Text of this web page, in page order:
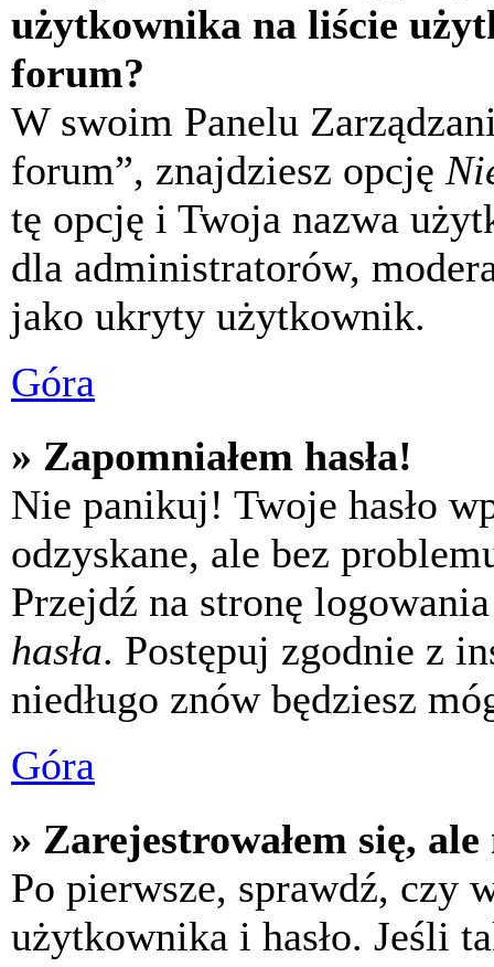
użytkownika na liście
forum?
W swoim Panelu
forum”, znajdziesz opcję
tę opcję i Twoja nazwa
dla administratorów,
jako ukryty użytkownik.
Góra
» Zapomniałem hasła!
Nie panikuj! Twoje hasło
odzyskane, ale bez
Przejdź na stronę
hasła. Postępuj zgodnie z
niedługo znów będziesz
Góra
» Zarejestrowałem się,
Po pierwsze, sprawdź, czy
użytkownika i hasło. Jeśli